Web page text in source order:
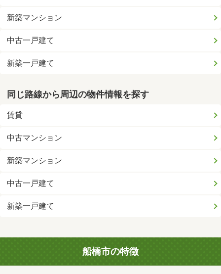
新築マンション
中古一戸建て
新築一戸建て
同じ路線から周辺の物件情報を探す
賃貸
中古マンション
新築マンション
中古一戸建て
新築一戸建て
船橋市の特徴